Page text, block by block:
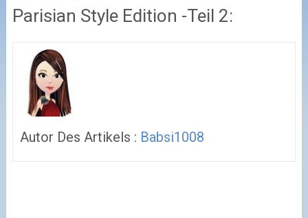
Parisian Style Edition -Teil 2:
Autor Des Artikels : Babsi1008